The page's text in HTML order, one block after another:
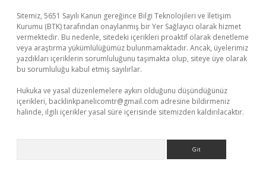
Sitemiz, 5651 Sayılı Kanun gereğince Bilgi Teknolojileri ve İletişim
Kurumu (BTK) tarafından onaylanmış bir Yer Sağlayıcı olarak hizmet
vermektedir. Bu nedenle, sitedeki içerikleri proaktif olarak denetleme
veya araştırma yükümlülüğümüz bulunmamaktadır. Ancak, üyelerimiz
yazdıkları içeriklerin sorumluluğunu taşımakta olup, siteye üye olarak
bu sorumluluğu kabul etmiş sayılırlar.
Hukuka ve yasal düzenlemelere aykırı olduğunu düşündüğünüz
içerikleri, backlinkpanelicomtr@gmail.com adresine bildirmeniz
halinde, ilgili içerikler yasal süre içerisinde sitemizden kaldırılacaktır.